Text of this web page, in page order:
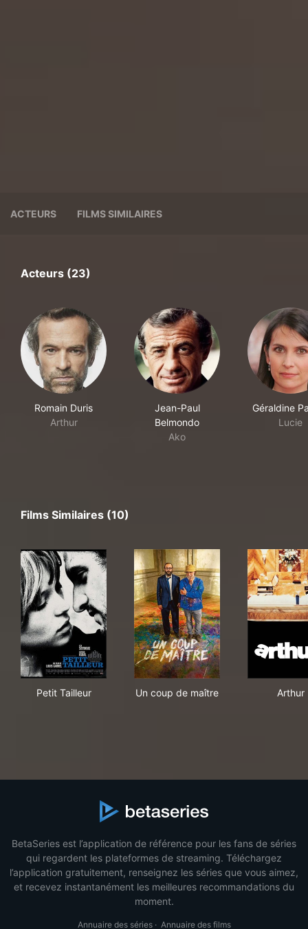
ACTEURS FILMS SIMILAIRES
Acteurs (23)
Romain Duris
Arthur
Jean-Paul
Belmondo
Ako
Géraldine
Lucie
Films Similaires (10)
Petit Tailleur Un coup de maître Arthur
BetaSeries est l’application de référence pour les fans de séries
qui regardent les plateformes de streaming. Téléchargez
l’application gratuitement, renseignez les séries que vous aimez,
et recevez instantanément les meilleures recommandations du
moment.
Annuaire des séries· Annuaire des films